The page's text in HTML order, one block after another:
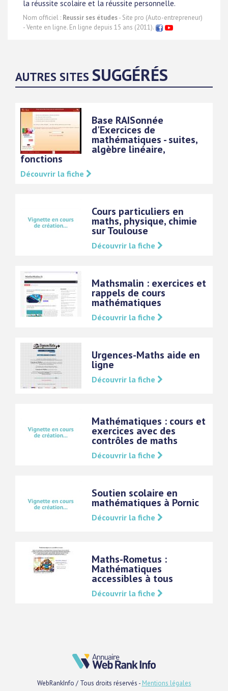
la réussite scolaire et la réussite personnelle.
Nom officiel : Reussir ses études- Site pro (Auto-entrepreneur)
- Vente en ligne. En ligne depuis 15 ans (2011).
AUTRES SITES SUGGÉRÉS
Base RAISonnée
d'Exercices de
mathématiques - suites,
algèbre linéaire,
fonctions
Découvrir la fiche
Cours particuliers en
maths, physique, chimie
sur Toulouse
Découvrir la fiche
Mathsmalin : exercices et
rappels de cours
mathématiques
Découvrir la fiche
Urgences-Maths aide en
ligne
Découvrir la fiche
Mathématiques : cours et
exercices avec des
contrôles de maths
Découvrir la fiche
Soutien scolaire en
mathématiques à Pornic
Découvrir la fiche
Maths-Rometus :
Mathématiques
accessibles à tous
Découvrir la fiche
WebRankInfo / Tous droits réservés - Mentions légales